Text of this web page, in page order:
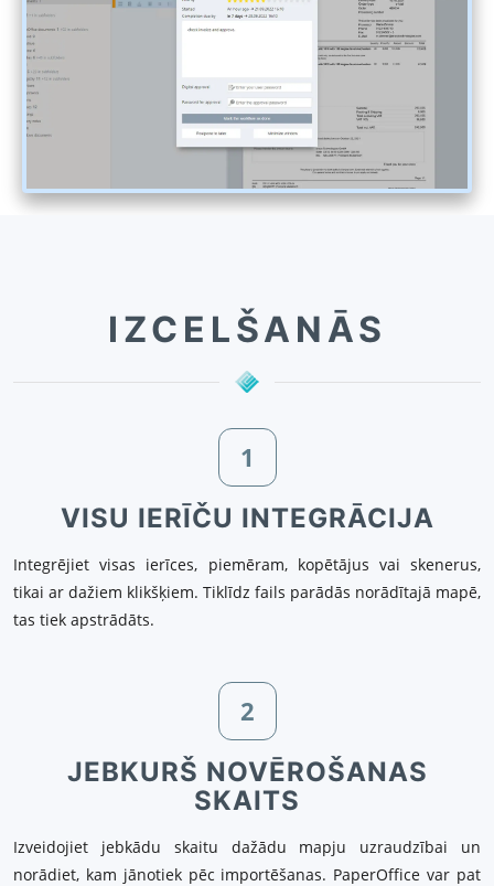
IZCELŠANĀS
1
VISU IERĪČU INTEGRĀCIJA
Integrējiet visas ierīces, piemēram, kopētājus vai skenerus,
tikai ar dažiem klikšķiem. Tiklīdz fails parādās norādītajā mapē,
tas tiek apstrādāts.
2
JEBKURŠ NOVĒROŠANAS
SKAITS
Izveidojiet jebkādu skaitu dažādu mapju uzraudzībai un
norādiet, kam jānotiek pēc importēšanas. PaperOffice var pat